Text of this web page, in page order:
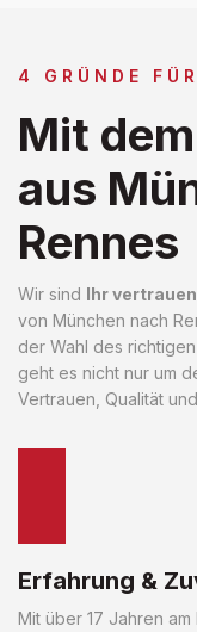
4 GRÜNDE
Mit
aus
Rennes
Wir sind Ihr
von München nach
der Wahl des
geht es nicht nur um
Vertrauen, Qualität
Erfahrung &
Mit über 17 Jahren